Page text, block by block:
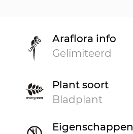
Araflora info
Gelimiteerd
Plant soort
Bladplant
Eigenschappen